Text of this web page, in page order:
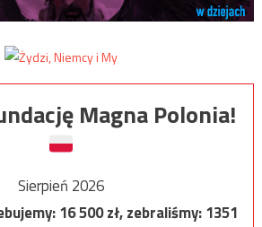
Magna Polonia!
Sierpień 2026
16 500zł, zebraliśmy:1351